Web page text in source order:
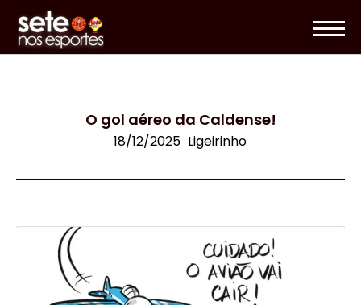
O gol aéreo da Caldense!
18/12/2025- Ligeirinho